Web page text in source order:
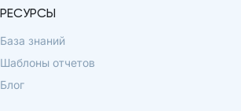
РЕСУРСЫ
База знаний
Шаблоны отчетов
Блог